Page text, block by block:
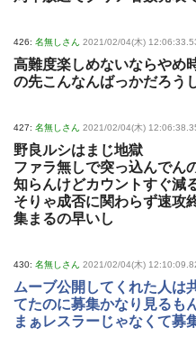
426: 名無しさん 2021/02/04(木)
高難度楽しめないならやめ
の先こんなんばっかだろう
427: 名無しさん 2021/02/04(木)
野良ルシはまじ地獄
ファラ無しで突っ込んでん
知らんけどカウントすぐ減
そりゃ成否に関わらず速攻
集まるの早いし
430: 名無しさん 2021/02/04(木)
ムーブ公開してくれた人は
てたのに募集かなり見るも
まぁレスラーじゃなくて募